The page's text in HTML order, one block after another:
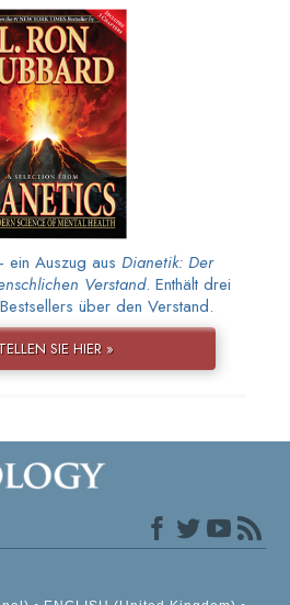
Auszug aus Dianetik: Der
Verstand. Enthält drei
über den Verstand.
SIE HIER »